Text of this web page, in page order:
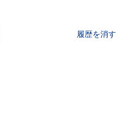
履歴を消す